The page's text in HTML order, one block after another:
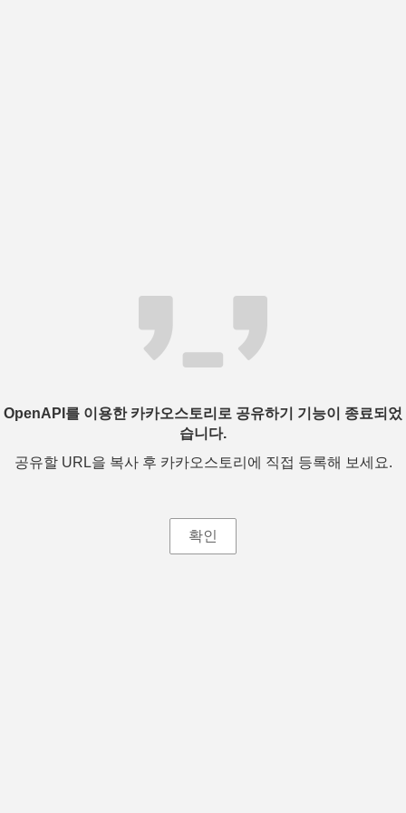
OpenAPI를 이용한 카카오스토리로 공유하기 기능이 종료되었
습니다.
공유할 URL을 복사 후 카카오스토리에 직접 등록해 보세요.
확인